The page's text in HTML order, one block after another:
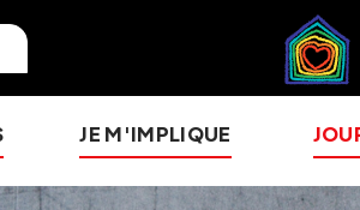
JE M'IMPLIQUE